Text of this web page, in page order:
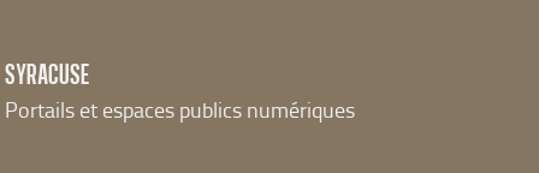
SYRACUSE
Portails et espaces publics numériques